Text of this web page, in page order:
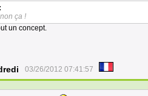
ça !
un concept.
03/26/2012 07:41:57